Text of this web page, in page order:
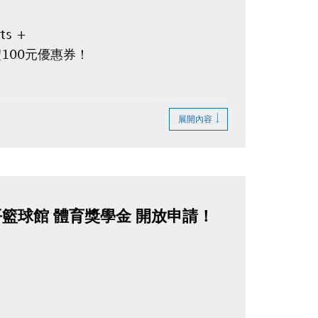
+
元優惠券 ！
展開內容
球館 體育獎學金 開放申請！